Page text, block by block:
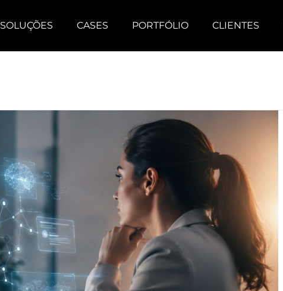
SOLUÇÕES CASES PORTFÓLIO CLIENTES